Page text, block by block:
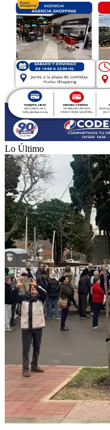
Lo Último